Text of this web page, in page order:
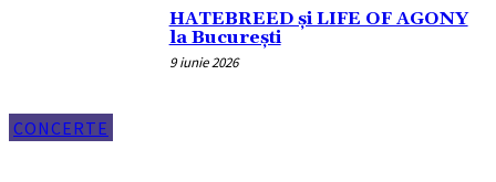
CONCERTE
HATEBREED și LIFE OF AGONY
la București
9 iunie 2026